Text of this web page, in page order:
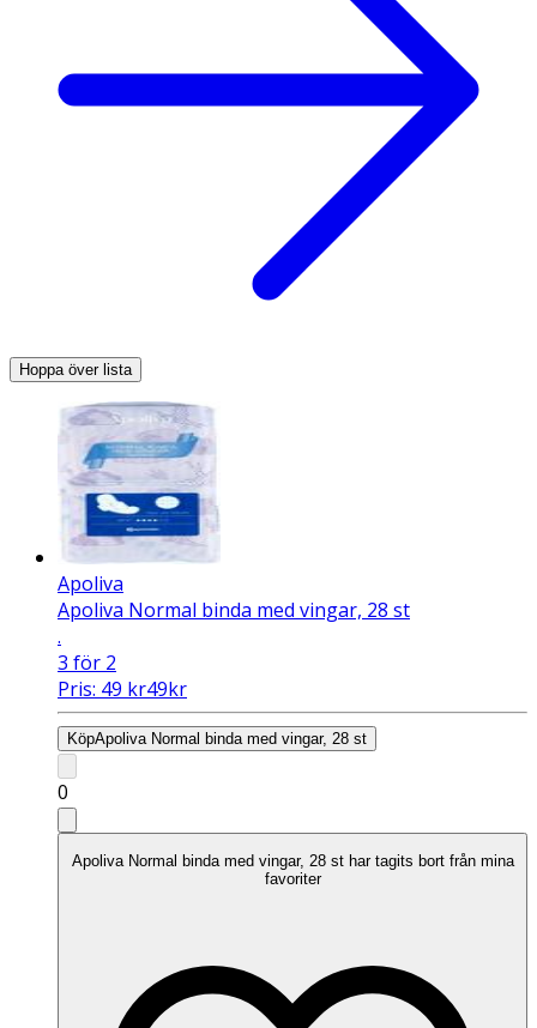
Hoppa över lista
Apoliva
Apoliva Normal binda med vingar, 28 st
.
3 för 2
Pris: 49 kr49kr
KöpApoliva Normal binda med vingar, 28 st
0
Apoliva Normal binda med vingar, 28 st har tagits bort från mina
favoriter